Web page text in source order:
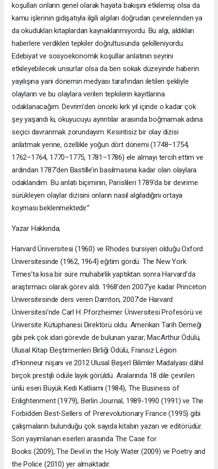
koşulları onların genel olarak hayata bakışını etkilemiş olsa da
kamu işlerinin gidişatıyla ilgili algıları doğrudan çevrelerinden ya
da okudukları kitaplardan kaynaklanmıyordu. Bu algı, aldıkları
haberlere verdikleri tepkiler doğrultusunda şekilleniyordu.
Edebiyat ve sosyoeko­nomik koşullar anlatının seyrini
etkileyebilecek unsurlar olsa da ben sokak düze­yinde haberin
yayılışına yani dönemin medyası tarafından iletilen şekliyle
olayla­rın ve bu olaylara verilen tepkilerin kayıtlarına
odaklanacağım. Devrim’den önceki kırk yıl içinde o kadar çok
şey yaşandı ki, okuyucuyu ay­rıntılar arasında boğmamak adına
seçici davranmak zorundayım. Kesintisiz bir olay dizisi
anlatmak yerine, özellikle yoğun dört dönemi (1748–1754,
1762–1764, 1770–1775, 1781–1786) ele almayı tercih ettim ve
ardından 1787’den Bastille’in basılmasına kadar olan olaylara
odaklandım. Bu anlatı biçiminin, Parislileri 1789’da bir devrime
sürük­leyen olaylar dizisini onların nasıl algıladığını ortaya
koyması beklenmektedir.”
Yazar Hakkında;
Harvard Üniversitesi (1960) ve Rhodes bursiyeri olduğu Oxford
Üniversitesinde (1962, 1964) eğitim gördü. The New York
Times’ta kısa bir süre muhabirlik yaptıktan sonra Harvard’da
araştırmacı olarak görev aldı. 1968’den 2007’ye kadar Princeton
Üniversitesinde ders veren Darnton, 2007’de Harvard
Üniversitesi’nde Carl H. Pforzheimer Üniversitesi Profesörü ve
Üniversite Kütüphanesi Direktörü oldu. Amerikan Tarih Derneği
gibi pek çok idari görevde de bulunan yazar; MacArthur Ödülü,
Ulusal Kitap Eleştirmenleri Birliği Ödülü, Fransız Légion
d’Honneur nişanı ve 2012 Ulusal Beşerî Bilimler Madalyası dâhil
birçok prestijli ödüle layık görüldü. Aralarında 18 dile çevrilen
ünlü eseri Büyük Kedi Katliamı (1984), The Business of
Enlightenment (1979), Berlin Journal, 1989-1990 (1991) ve The
Forbidden Best-Sellers of Prerevolutionary France (1995) gibi
çalışmaların bulunduğu çok sayıda kitabın yazarı ve editörüdür.
Son yayımlanan eserleri arasında The Case for
Books (2009), The Devil in the Holy Water (2009) ve Poetry and
the Police (2010) yer almaktadır.